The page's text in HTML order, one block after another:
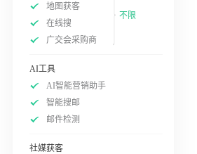
地图获客
在线搜
广交会采购商
不限
AI工具
AI智能营销助手
智能搜邮
邮件检测
社媒获客